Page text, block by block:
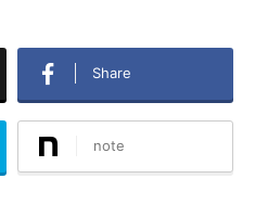
Share
note